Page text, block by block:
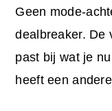
Geen mode-
dealbreaker. De
past bij wat je
heeft een